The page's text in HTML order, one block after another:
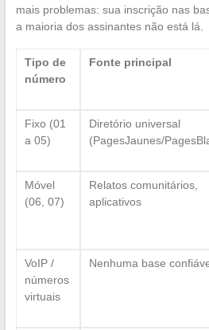
mais problemas: sua inscrição nas
a maioria dos assinantes não está lá.
Tipo de
número
Fonte principal
Fixo (01
a 05)
Diretório universal
(PagesJaunes/
Móvel
(06, 07)
Relatos comunitários,
aplicativos
VoIP /
números
virtuais
Nenhuma base